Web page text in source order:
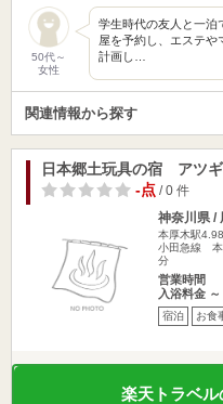
50代～
女性
学生時代の友人と一泊
屋を予約し、エステや
計画し…
関連情報から探す
日本郷土玩具の宿 アツ
-点/ 0 件
神奈川県 /
本厚木駅
小田急線 本
分
営業時間
入浴料金 ～
宿泊 お食
楽天トラベ